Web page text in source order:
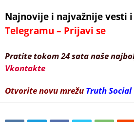
Najnovije i najvažnije vesti
Telegramu – Prijavi se
Pratite tokom 24 sata naše
Vkontakte
Otvorite novu mrežu Truth Social